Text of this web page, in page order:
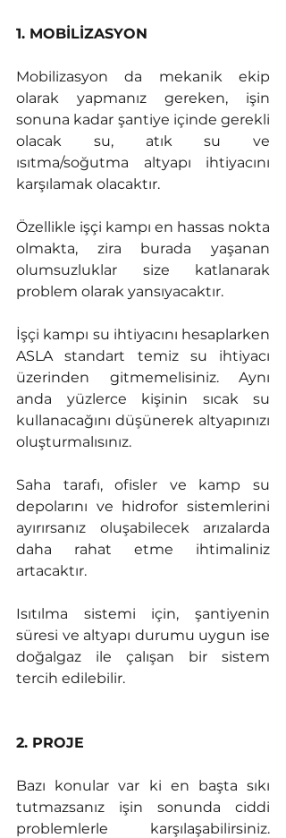
1. MOBİLİZASYON
Mobilizasyon da mekanik ekip
olarak yapmanız gereken, işin
sonuna kadar şantiye içinde gerekli
olacak su, atık su ve
ısıtma/soğutma altyapı ihtiyacını
karşılamak olacaktır.
Özellikle işçi kampı en hassas nokta
olmakta, zira burada yaşanan
olumsuzluklar size katlanarak
problem olarak yansıyacaktır.
İşçi kampı su ihtiyacını hesaplarken
ASLA standart temiz su ihtiyacı
üzerinden gitmemelisiniz. Aynı
anda yüzlerce kişinin sıcak su
kullanacağını düşünerek altyapınızı
oluşturmalısınız.
Saha tarafı, ofisler ve kamp su
depolarını ve hidrofor sistemlerini
ayırırsanız oluşabilecek arızalarda
daha rahat etme ihtimaliniz
artacaktır.
Isıtılma sistemi için, şantiyenin
süresi ve altyapı durumu uygun ise
doğalgaz ile çalışan bir sistem
tercih edilebilir.
2. PROJE
Bazı konular var ki en başta sıkı
tutmazsanız işin sonunda ciddi
problemlerle karşılaşabilirsiniz.